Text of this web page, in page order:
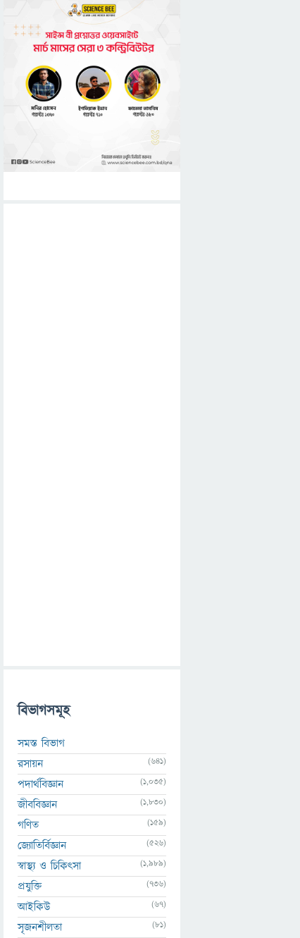
বিভাগসমূহ
সমস্ত বিভাগ
রসায়ন
(641)
পদার্থবিজ্ঞান (1,035)
জীববিজ্ঞান (1,830)
গণিত (159)
জ্যোতির্বিজ্ঞান (526)
স্বাস্থ্য ও চিকিৎসা (1,989)
প্রযুক্তি (736)
আইকিউ (67)
সৃজনশীলতা (81)